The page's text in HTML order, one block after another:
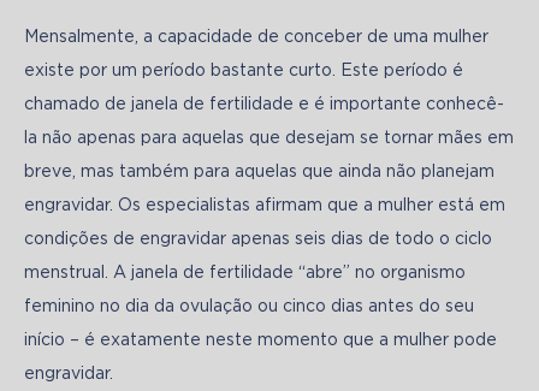
Mensalmente, a capacidade de conceber de uma mulher
existe por um período bastante curto. Este período é
chamado de janela de fertilidade e é importante conhecê-
la não apenas para aquelas que desejam se tornar mães em
breve, mas também para aquelas que ainda não planejam
engravidar. Os especialistas afirmam que a mulher está em
condições de engravidar apenas seis dias de todo o ciclo
menstrual. A janela de fertilidade “abre” no organismo
feminino no dia da ovulação ou cinco dias antes do seu
início – é exatamente neste momento que a mulher pode
engravidar.